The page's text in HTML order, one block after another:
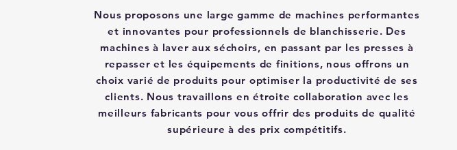
Nous proposons une large gamme de machines performantes
et innovantes pour professionnels de blanchisserie. Des
machines à laver aux séchoirs, en passant par les presses à
repasser et les équipements de finitions, nous offrons un
choix varié de produits pour optimiser la productivité de ses
clients. Nous travaillons en étroite collaboration avec les
meilleurs fabricants pour vous offrir des produits de qualité
supérieure à des prix compétitifs.